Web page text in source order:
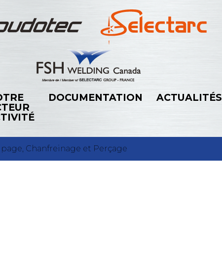
DOCUMENTATION ACTUALITÉS
Chanfreinage et Perçage